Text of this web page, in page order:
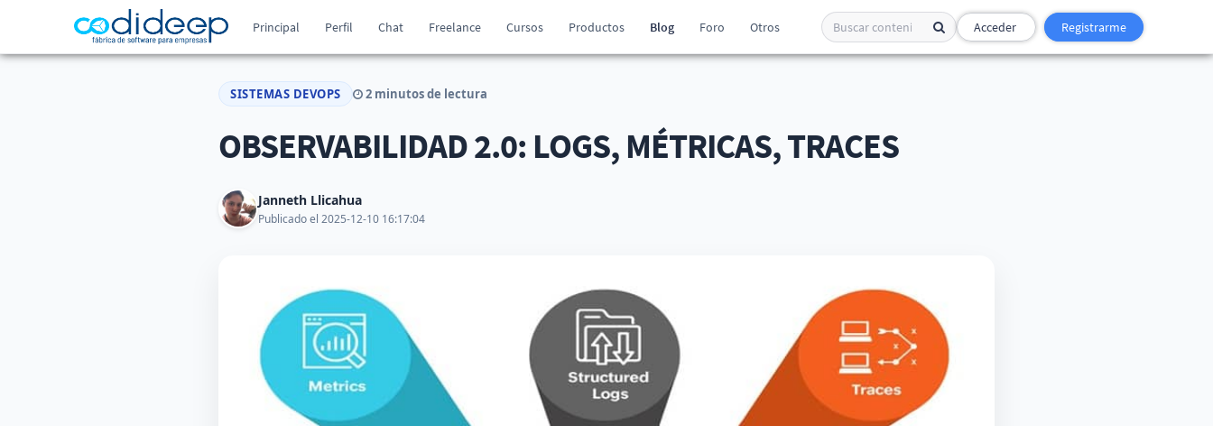
Principal Perfil Chat Freelance Cursos Productos Blog Foro Otros Acceder Registrarme
SISTEMAS DEVOPS 2 minutos de lectura
OBSERVABILIDAD 2.0: LOGS, MÉTRICAS, TRACES
Janneth Llicahua
Publicado el 2025-12-10 16:17:04